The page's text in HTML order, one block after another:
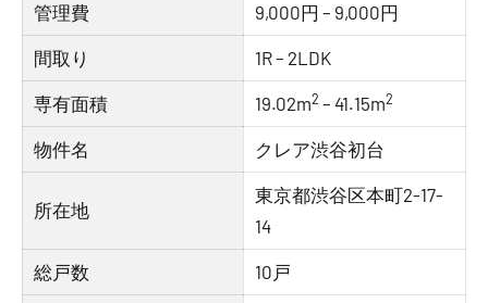
管理費 9,000円 – 9,000円
間取り 1R – 2LDK
専有面積 19.02m2 – 41.15m2
物件名 クレア渋谷初台
所在地
東京都渋谷区本町2-17-
14
総戸数 10戸